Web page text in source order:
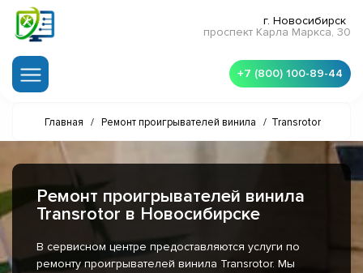
г. Новосибирск
проспект Карла Маркса, 30
+7 (800) 100-89-44
Главная / Ремонт проигрывателей винила / Transrotor
Ремонт проигрывателей винила
Transrotor в Новосибирске
В сервисном центре предоставляются услуги по
ремонту проигрывателей винила Transrotor. Мы